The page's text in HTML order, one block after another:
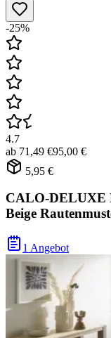
-25%
4.7
ab 71,49 €95,00 €
5,95 €
CALO-DELUXE
Beige
1 Angebot